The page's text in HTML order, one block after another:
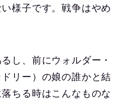
様子です。戦争はやめ
し、前にウォルダー・
リー）の娘の誰かと結
ちる時はこんなものな